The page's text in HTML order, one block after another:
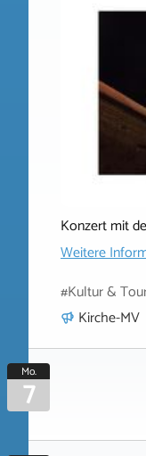
Konzert mit
Weitere
#Kultur &
Kirche-MV
Mo.
7